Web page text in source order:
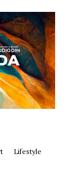
Lifestyle